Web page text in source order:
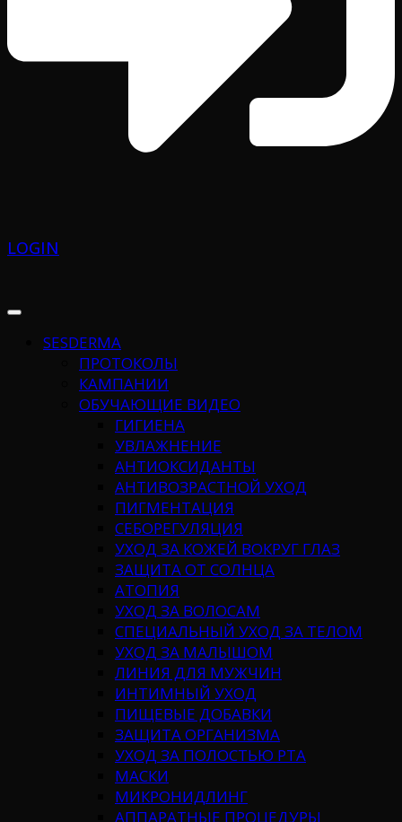
LOGIN
SESDERMA
ПРОТОКОЛЫ
КАМПАНИИ
ОБУЧАЮЩИЕ ВИДЕО
ГИГИЕНА
УВЛАЖНЕНИЕ
АНТИОКСИДАНТЫ
АНТИВОЗРАСТНОЙ УХОД
ПИГМЕНТАЦИЯ
СЕБОРЕГУЛЯЦИЯ
УХОД ЗА КОЖЕЙ ВОКРУГ ГЛАЗ
ЗАЩИТА ОТ СОЛНЦА
АТОПИЯ
УХОД ЗА ВОЛОСАМ
СПЕЦИАЛЬНЫЙ УХОД ЗА ТЕЛОМ
УХОД ЗА МАЛЫШОМ
ЛИНИЯ ДЛЯ МУЖЧИН
ИНТИМНЫЙ УХОД
ПИЩЕВЫЕ ДОБАВКИ
ЗАЩИТА ОРГАНИЗМА
УХОД ЗА ПОЛОСТЬЮ РТА
МАСКИ
МИКРОНИДЛИНГ
АППАРАТНЫЕ ПРОЦЕДУРЫ